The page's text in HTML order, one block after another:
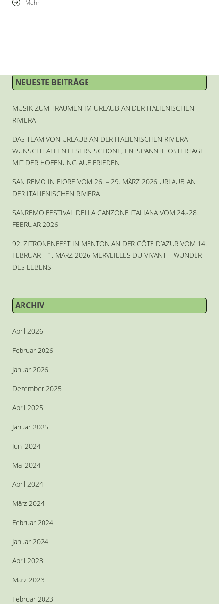
Mehr
NEUESTE BEITRÄGE
MUSIK ZUM TRÄUMEN IM URLAUB AN DER ITALIENISCHEN
RIVIERA
DAS TEAM VON URLAUB AN DER ITALIENISCHEN RIVIERA
WÜNSCHT ALLEN LESERN SCHÖNE, ENTSPANNTE OSTERTAGE
MIT DER HOFFNUNG AUF FRIEDEN
SAN REMO IN FIORE VOM 26. – 29. MÄRZ 2026 URLAUB AN
DER ITALIENISCHEN RIVIERA
SANREMO FESTIVAL DELLA CANZONE ITALIANA VOM 24.-28.
FEBRUAR 2026
92. ZITRONENFEST IN MENTON AN DER CÔTE D’AZUR VOM 14.
FEBRUAR – 1. MÄRZ 2026 MERVEILLES DU VIVANT – WUNDER
DES LEBENS
ARCHIV
April 2026
Februar 2026
Januar 2026
Dezember 2025
April 2025
Januar 2025
Juni 2024
Mai 2024
April 2024
März 2024
Februar 2024
Januar 2024
April 2023
März 2023
Februar 2023